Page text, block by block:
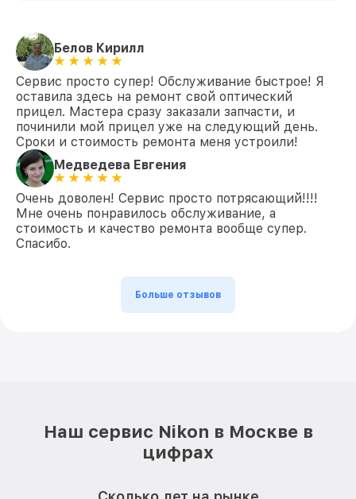
Белов Кирилл
Сервис просто супер! Обслуживание быстрое! Я
оставила здесь на ремонт свой оптический
прицел. Мастера сразу заказали запчасти, и
починили мой прицел уже на следующий день.
Сроки и стоимость ремонта меня устроили!
Медведева Евгения
Очень доволен! Сервис просто потрясающий!!!!
Мне очень понравилось обслуживание, а
стоимость и качество ремонта вообще супер.
Спасибо.
Больше отзывов
Наш сервис Nikon в Москве в
цифрах